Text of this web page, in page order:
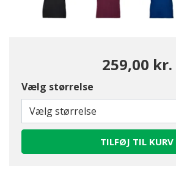
259,00 kr.
Vælg størrelse
Vælg størrelse
TILFØJ TIL KURV